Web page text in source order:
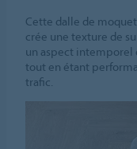
Cette dalle de
crée une texture de
un aspect
tout en étant
trafic.